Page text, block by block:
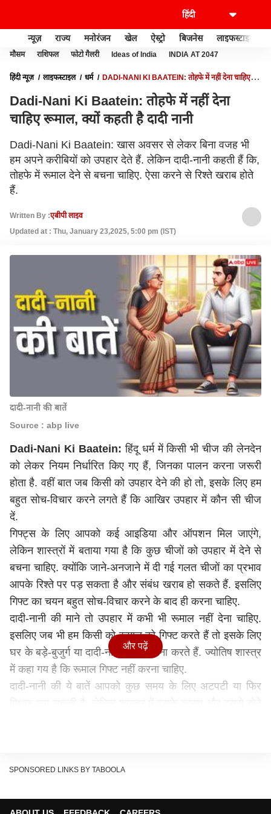
न्यूज़ राज्य मनोरंजन खेल ऐस्ट्रो बिजनेस लाइफस्टाइल
मौसम राशिफल फोटो गैलरी Ideas of India INDIA AT 2047
हिंदी न्यूज़ लाइफस्टाइल धर्म
DADI-NANI KI BAATEIN: तोहफे में नहीं देना चाहिए
Dadi-Nani Ki Baatein: तोहफे में नहीं देना
चाहिए रूमाल, क्यों कहती है दादी नानी
Dadi-Nani Ki Baatein: खास अवसर से लेकर बिना वजह भी
हम अपने करीबियों को उपहार देते हैं. लेकिन दादी-नानी कहती हैं कि,
तोहफे में रूमाल देने से बचना चाहिए. ऐसा करने से रिश्ते खराब होते
हैं.
Written By :एबीपी लाइव
Updated at : Thu, January 23,2025, 5:00 pm (IST)
दादी-नानी की बातें
Source : abp live
Dadi-Nani Ki Baatein:हिंदू धर्म में किसी भी चीज की लेनदेन
को लेकर नियम निर्धारित किए गए हैं, जिनका पालन करना जरूरी
होता है. वहीं बात जब किसी को उपहार देने की हो तो, इसके लिए हम
बहुत सोच-विचार करने लगते हैं कि आखिर उपहार में कौन सी चीज
दें.
गिफ्ट्स के लिए आपको कई आइडिया और ऑपशन मिल जाएंगे,
लेकिन शास्त्रों में बताया गया है कि कुछ चीजों को उपहार में देने से
बचना चाहिए. क्योंकि जाने-अनजाने में दी गई गलत चीजों का प्रभाव
आपके रिश्ते पर पड़ सकता है और संबंध खराब हो सकते हैं. इसलिए
गिफ्ट का चयन बहुत सोच-विचार करने के बाद ही करना चाहिए.
दादी-नानी की माने तो उपहार में कभी भी रूमाल नहीं देना चाहिए.
इसलिए जब भी हम किसी को रूमाल को गिफ्ट करते हैं तो इसके लिए
घर के बड़े-बुजुर्ग या दादी-नानी अक्सर मना करते हैं. ज्योतिष शास्त्र
में कहा गय है कि रूमाल गिफ्ट नहीं करना चाहिए.
दादी-नानी की ये बातें आपको कुछ समय के लिए अटपटी या फिर
से मना करती हैं दादी-दानी, क्या है इसके कारण.
और पढ़ें
SPONSORED LINKS BY TABOOLA